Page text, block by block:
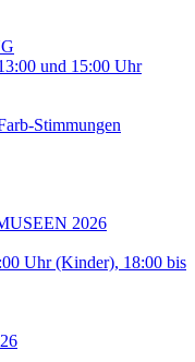
und 15:00 Uhr
Stimmungen
2026
Uhr (Kinder), 18:00 bis